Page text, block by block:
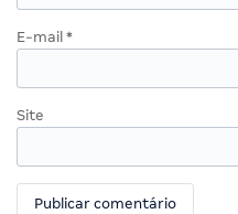
E-mail *
Site